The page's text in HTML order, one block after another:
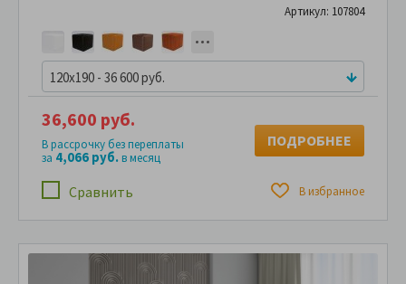
Артикул: 107804
120x190 - 36 600 руб.
Сравнить В избранное
36,600 руб.
В рассрочку без переплаты
за 4,066 руб.в месяц
ПОДРОБНЕЕ